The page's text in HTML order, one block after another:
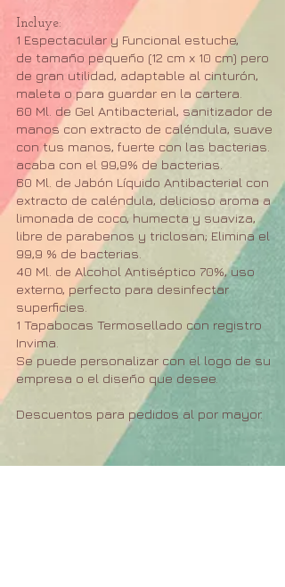
Incluye:
1 Espectacular y Funcional estuche,
de tamaño pequeño (12 cm x 10 cm) pero
de gran utilidad, adaptable al cinturón,
maleta o para guardar en la cartera.
60 Ml. de Gel Antibacterial, sanitizador de
manos con extracto de caléndula, suave
con tus manos, fuerte con las bacterias.
acaba con el 99,9% de bacterias.
60 Ml. de Jabón Líquido Antibacterial con
extracto de caléndula, delicioso aroma a
limonada de coco, humecta y suaviza,
libre de parabenos y triclosan; Elimina el
99,9 % de bacterias.
40 Ml. de Alcohol Antiséptico 70%, uso
externo, perfecto para desinfectar
superficies.
1 Tapabocas Termosellado con registro
Invima.
Se puede personalizar con el logo de su
empresa o el diseño que desee.
Descuentos para pedidos al por mayor.